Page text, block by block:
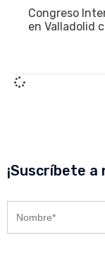
Congreso
en Valladolid
¡Suscríbete